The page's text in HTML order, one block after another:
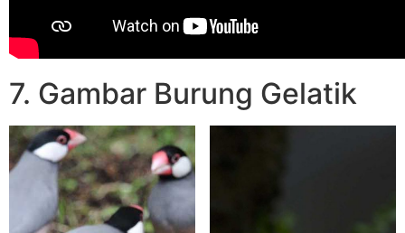
7. Gambar Burung Gelatik